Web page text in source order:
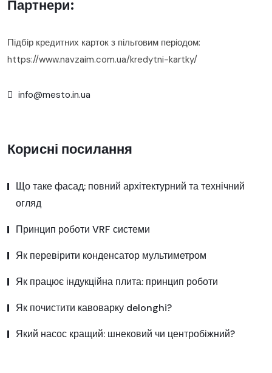
Партнери:
Підбір кредитних карток з пільговим періодом:
https://www.navzaim.com.ua/kredytni-kartky/
info@mesto.in.ua
Корисні посилання
Що таке фасад: повний архітектурний та технічний
огляд
Принцип роботи VRF системи
Як перевірити конденсатор мультиметром
Як працює індукційна плита: принцип роботи
Як почистити кавоварку delonghi?
Який насос кращий: шнековий чи центробіжний?